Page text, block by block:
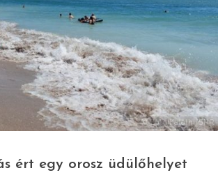
© Zöld Katalin/SRR
ért egy orosz üdülőhelyet